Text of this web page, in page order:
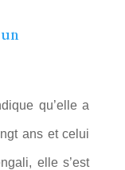
qu’elle a
ans et celui
elle s’est